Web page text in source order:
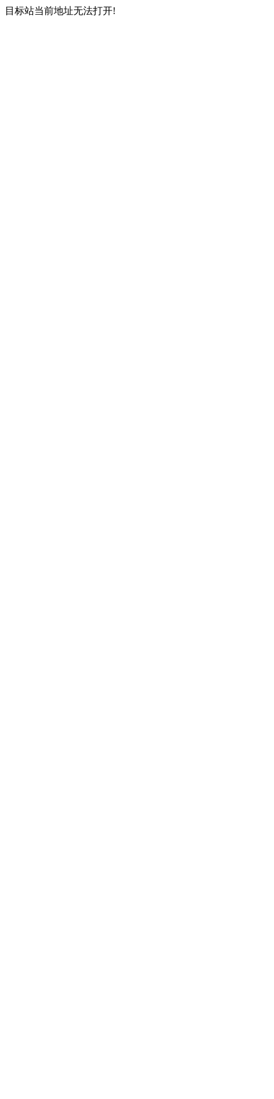
目标站当前地址无法打开!